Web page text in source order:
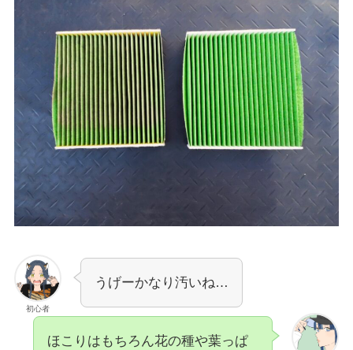
初心者
うげーかなり汚いね…
ほこりはもちろん花の種や葉っぱ